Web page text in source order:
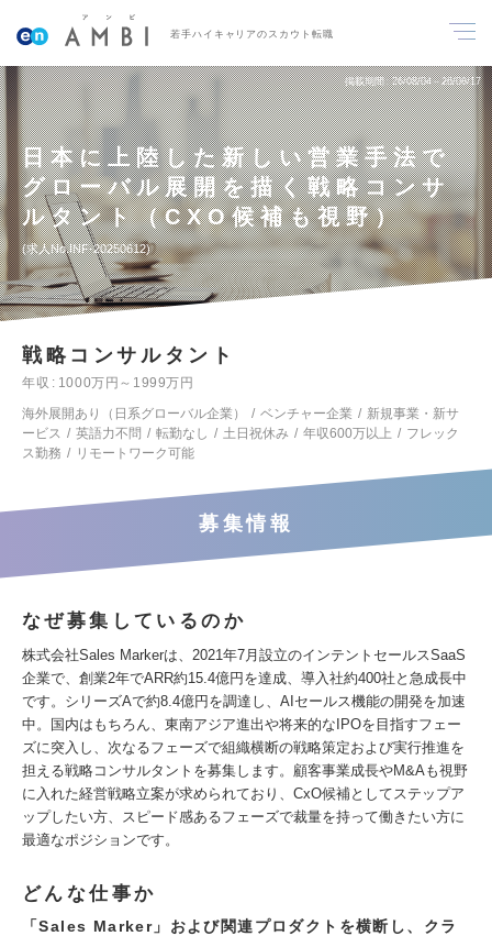
若手ハイキャリアのスカウト転職
掲載期間 26/08/04～26/08/17
日本に上陸した新しい営業手法で
グローバル展開を描く戦略コンサ
ルタント（CXO候補も視野）
求人No.INF-20250612
戦略コンサルタント
年収
1000万円～1999万円
海外展開あり（日系グローバル企業）
ベンチャー企業
新規事業・新サ
ービス
英語力不問 転勤なし 土日祝休み 年収600万以上
フレック
ス勤務
リモートワーク可能
募集情報
なぜ募集しているのか
株式会社Sales Markerは、2021年7月設立のインテントセールスSaaS
企業で、創業2年でARR約15.4億円を達成、導入社約400社と急成長中
です。シリーズAで約8.4億円を調達し、AIセールス機能の開発を加速
中。国内はもちろん、東南アジア進出や将来的なIPOを目指すフェー
ズに突入し、次なるフェーズで組織横断の戦略策定および実行推進を
担える戦略コンサルタントを募集します。顧客事業成長やM&Aも視野
に入れた経営戦略立案が求められており、CxO候補としてステップア
ップしたい方、スピード感あるフェーズで裁量を持って働きたい方に
最適なポジションです。
どんな仕事か
「Sales Marker」および関連プロダクトを横断し、クラ